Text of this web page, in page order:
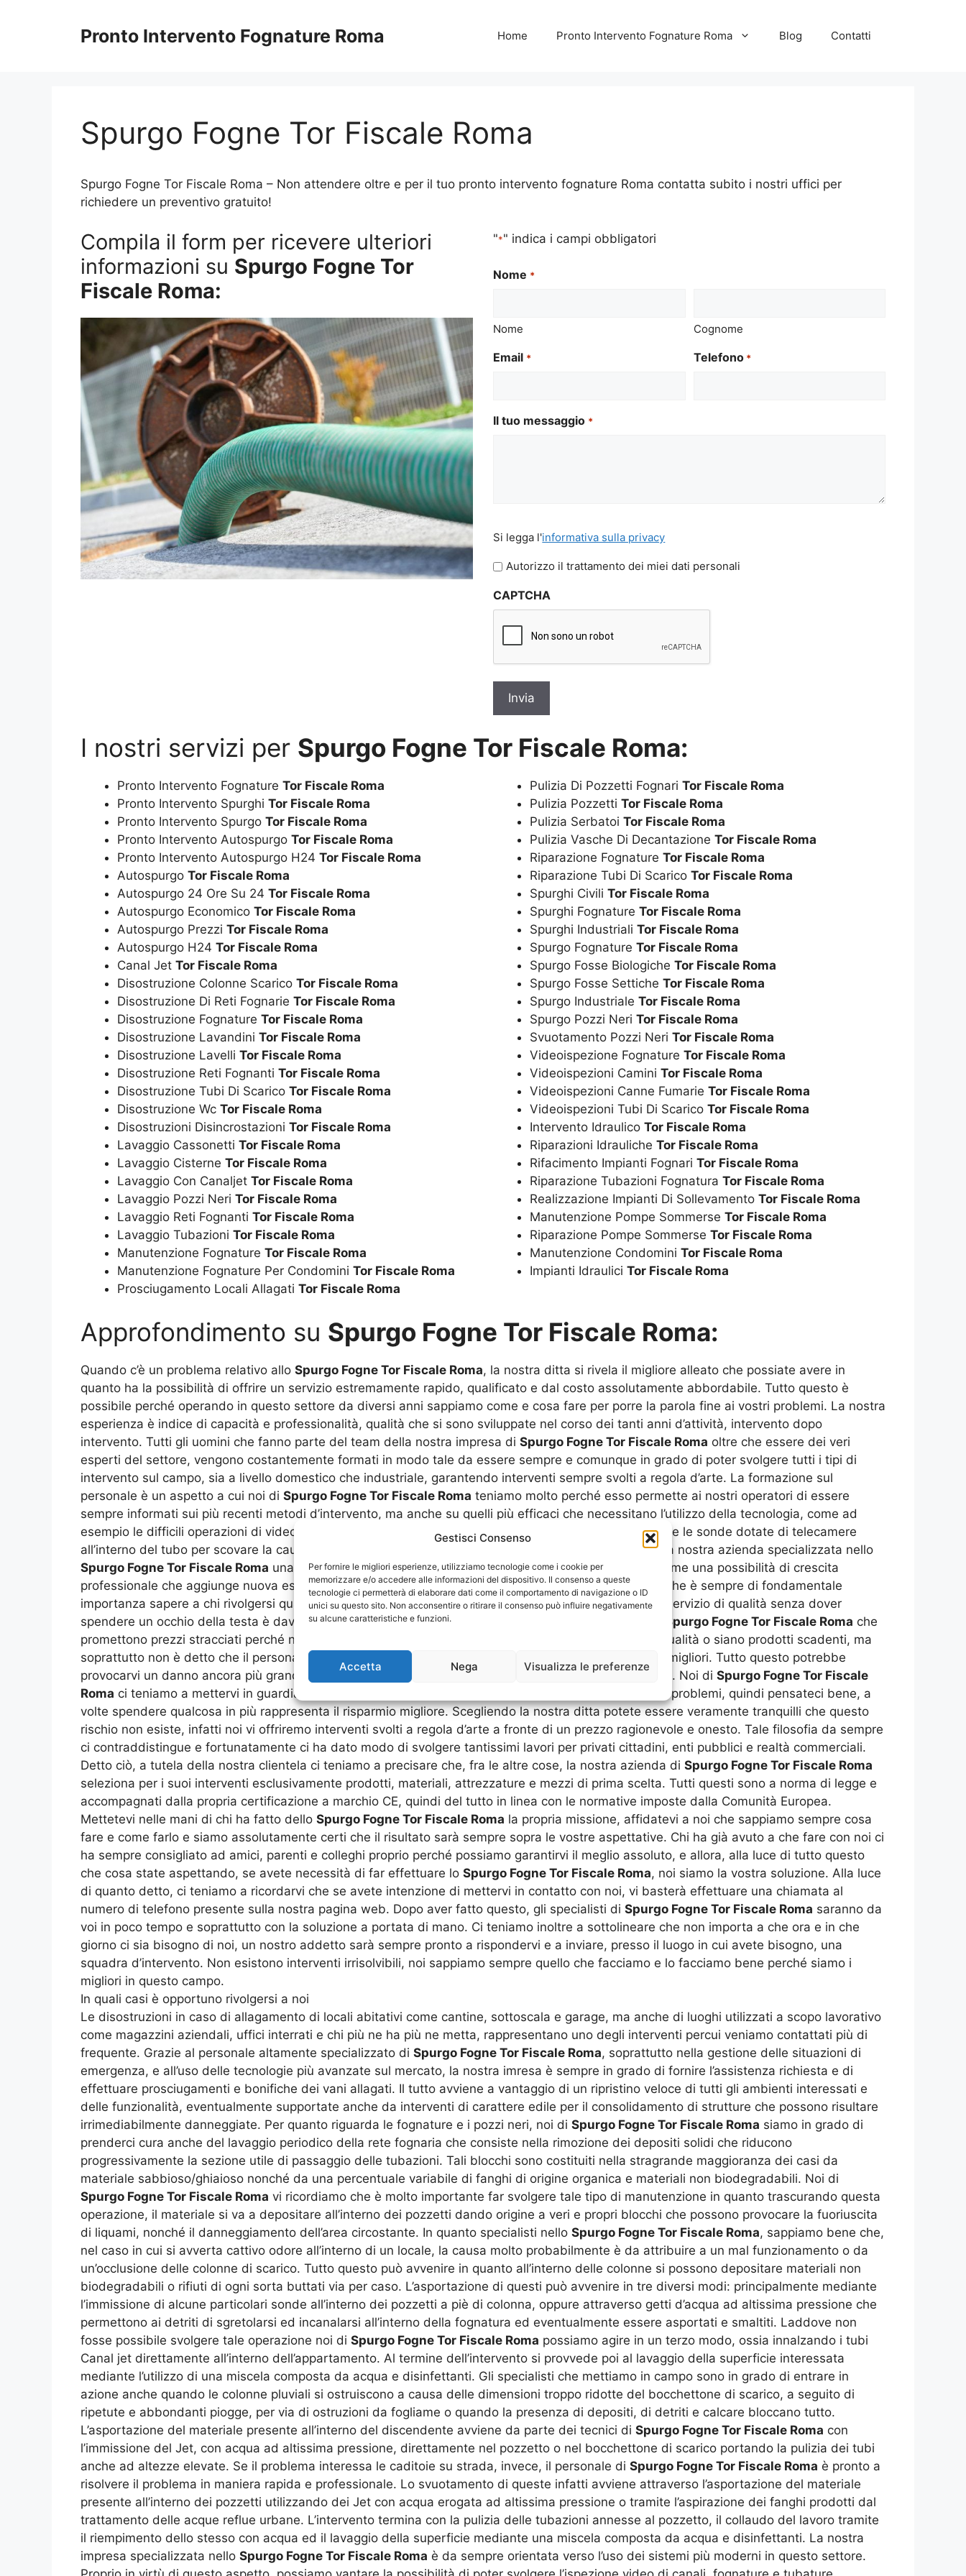
Gestisci Consenso
Per fornire le migliori esperienze, utilizziamo tecnologie come i cookie per
memorizzare e/o accedere alle informazioni del dispositivo. Il consenso a queste
tecnologie ci permetterà di elaborare dati come il comportamento di navigazione o ID
unici su questo sito. Non acconsentire o ritirare il consenso può influire negativamente
su alcune caratteristiche e funzioni.
Accetta Nega Visualizza le preferenze
Pronto Intervento Fognature Roma Home Pronto Intervento Fognature Roma Blog Contatti
Spurgo Fogne Tor Fiscale Roma
Spurgo Fogne Tor Fiscale Roma – Non attendere oltre e per il tuo pronto intervento fognature Roma contatta subito i nostri uffici per
richiedere un preventivo gratuito!
Compila il form per ricevere ulteriori
informazioni su Spurgo Fogne Tor
Fiscale Roma:
"*" indica i campi obbligatori
Nome *
Nome Cognome
Email * Telefono *
Il tuo messaggio *
legga
l'informativa
privacy
Si legga l'informativa sulla privacy
Autorizzo il trattamento dei miei dati personali
CAPTCHA
I nostri servizi per Spurgo Fogne Tor Fiscale Roma:
Pronto Intervento Fognature Tor Fiscale Roma
Pronto Intervento Spurghi Tor Fiscale Roma
Pronto Intervento Spurgo Tor Fiscale Roma
Pronto Intervento Autospurgo Tor Fiscale Roma
Pronto Intervento Autospurgo H24 Tor Fiscale Roma
Autospurgo Tor Fiscale Roma
Autospurgo 24 Ore Su 24 Tor Fiscale Roma
Autospurgo Economico Tor Fiscale Roma
Autospurgo Prezzi Tor Fiscale Roma
Autospurgo H24 Tor Fiscale Roma
Canal Jet Tor Fiscale Roma
Disostruzione Colonne Scarico Tor Fiscale Roma
Disostruzione Di Reti Fognarie Tor Fiscale Roma
Disostruzione Fognature Tor Fiscale Roma
Disostruzione Lavandini Tor Fiscale Roma
Disostruzione Lavelli Tor Fiscale Roma
Disostruzione Reti Fognanti Tor Fiscale Roma
Disostruzione Tubi Di Scarico Tor Fiscale Roma
Disostruzione Wc Tor Fiscale Roma
Disostruzioni Disincrostazioni Tor Fiscale Roma
Lavaggio Cassonetti Tor Fiscale Roma
Lavaggio Cisterne Tor Fiscale Roma
Lavaggio Con Canaljet Tor Fiscale Roma
Lavaggio Pozzi Neri Tor Fiscale Roma
Lavaggio Reti Fognanti Tor Fiscale Roma
Lavaggio Tubazioni Tor Fiscale Roma
Manutenzione Fognature Tor Fiscale Roma
Manutenzione Fognature Per Condomini Tor Fiscale Roma
Prosciugamento Locali Allagati Tor Fiscale Roma
Pulizia Di Pozzetti FognariTor Fiscale Roma
Pulizia PozzettiTor Fiscale Roma
Pulizia SerbatoiTor Fiscale Roma
Pulizia Vasche Di DecantazioneTor Fiscale Roma
Riparazione FognatureTor Fiscale Roma
Riparazione Tubi Di ScaricoTor Fiscale Roma
Spurghi CiviliTor Fiscale Roma
Spurghi FognatureTor Fiscale Roma
Spurghi IndustrialiTor Fiscale Roma
Spurgo FognatureTor Fiscale Roma
Spurgo Fosse BiologicheTor Fiscale Roma
Spurgo Fosse SetticheTor Fiscale Roma
Spurgo IndustrialeTor Fiscale Roma
Spurgo Pozzi NeriTor Fiscale Roma
Svuotamento Pozzi NeriTor Fiscale Roma
Videoispezione FognatureTor Fiscale Roma
Videoispezioni CaminiTor Fiscale Roma
Videoispezioni Canne FumarieTor Fiscale Roma
Videoispezioni Tubi Di ScaricoTor Fiscale Roma
Intervento IdraulicoTor Fiscale Roma
Riparazioni IdraulicheTor Fiscale Roma
Rifacimento Impianti FognariTor Fiscale Roma
Riparazione Tubazioni FognaturaTor Fiscale Roma
Realizzazione Impianti Di SollevamentoTor Fiscale Roma
Manutenzione Pompe SommerseTor Fiscale Roma
Riparazione Pompe SommerseTor Fiscale Roma
Manutenzione CondominiTor Fiscale Roma
Impianti IdrauliciTor Fiscale Roma
Approfondimento su Spurgo Fogne Tor Fiscale Roma:
Quando c’è un problema relativo allo Spurgo Fogne Tor Fiscale Roma, la nostra ditta si rivela il migliore alleato che possiate avere in
quanto ha la possibilità di offrire un servizio estremamente rapido, qualificato e dal costo assolutamente abbordabile. Tutto questo è
possibile perché operando in questo settore da diversi anni sappiamo come e cosa fare per porre la parola fine ai vostri problemi. La nostra
esperienza è indice di capacità e professionalità, qualità che si sono sviluppate nel corso dei tanti anni d’attività, intervento dopo
intervento. Tutti gli uomini che fanno parte del team della nostra impresa di Spurgo Fogne Tor Fiscale Roma oltre che essere dei veri
esperti del settore, vengono costantemente formati in modo tale da essere sempre e comunque in grado di poter svolgere tutti i tipi di
intervento sul campo, sia a livello domestico che industriale, garantendo interventi sempre svolti a regola d’arte. La formazione sul
personale è un aspetto a cui noi di Spurgo Fogne Tor Fiscale Roma teniamo molto perché esso permette ai nostri operatori di essere
sempre informati sui più recenti metodi d’intervento, ma anche su quelli più efficaci che necessitano l’utilizzo della tecnologia, come ad
esempio le difficili operazioni di video ispezione, durante le quali il personale deve calare delicatamente le sonde dotate di telecamere
all’interno del tubo per scovare la causa del blocco. Ogni nuovo lavoro rappresenta per gli addetti della nostra azienda specializzata nello
Spurgo Fogne Tor Fiscale Roma una sfida, una maniera di mettersi in gioco, ma soprattutto è vista come una possibilità di crescita
professionale che aggiunge nuova esperienza al loro già ricco bagaglio di conoscenza. Noi sappiamo che è sempre di fondamentale
importanza sapere a chi rivolgersi quando ci si trova nei guai e trovare una ditta in grado di offrire un servizio di qualità senza dover
spendere un occhio della testa è davvero una gran cosa. Ricordate sempre, meglio evitare le ditte di
Spurgo Fogne Tor Fiscale Roma che
promettono prezzi stracciati perché non si è mai sicuri se i materiali utilizzati siano effettivamente di qualità o siano prodotti scadenti, ma
soprattutto non è detto che il personale sia effettivamente qualificato e capace di effettuare le scelte migliori. Tutto questo potrebbe
provocarvi un danno ancora più grande, con la conseguenza che bisognerà spendere ancora altri soldi. Noi di Spurgo Fogne Tor Fiscale
Roma ci teniamo a mettervi in guardia: attenzione, affidarsi a realtà poco valide è sempre sinonimo di problemi, quindi pensateci bene, a
volte spendere qualcosa in più rappresenta il risparmio migliore. Scegliendo la nostra ditta potete essere veramente tranquilli che questo
rischio non esiste, infatti noi vi offriremo interventi svolti a regola d’arte a fronte di un prezzo ragionevole e onesto. Tale filosofia da sempre
ci contraddistingue e fortunatamente ci ha dato modo di svolgere tantissimi lavori per privati cittadini, enti pubblici e realtà commerciali.
Detto ciò, a tutela della nostra clientela ci teniamo a precisare che, fra le altre cose, la nostra azienda di Spurgo Fogne Tor Fiscale Roma
seleziona per i suoi interventi esclusivamente prodotti, materiali, attrezzature e mezzi di prima scelta. Tutti questi sono a norma di legge e
accompagnati dalla propria certificazione a marchio CE, quindi del tutto in linea con le normative imposte dalla Comunità Europea.
Mettetevi nelle mani di chi ha fatto dello Spurgo Fogne Tor Fiscale Roma la propria missione, affidatevi a noi che sappiamo sempre cosa
fare e come farlo e siamo assolutamente certi che il risultato sarà sempre sopra le vostre aspettative. Chi ha già avuto a che fare con noi ci
ha sempre consigliato ad amici, parenti e colleghi proprio perché possiamo garantirvi il meglio assoluto, e allora, alla luce di tutto questo
che cosa state aspettando, se avete necessità di far effettuare lo Spurgo Fogne Tor Fiscale Roma, noi siamo la vostra soluzione. Alla luce
di quanto detto, ci teniamo a ricordarvi che se avete intenzione di mettervi in contatto con noi, vi basterà effettuare una chiamata al
numero di telefono presente sulla nostra pagina web. Dopo aver fatto questo, gli specialisti di Spurgo Fogne Tor Fiscale Roma saranno da
voi in poco tempo e soprattutto con la soluzione a portata di mano. Ci teniamo inoltre a sottolineare che non importa a che ora e in che
giorno ci sia bisogno di noi, un nostro addetto sarà sempre pronto a rispondervi e a inviare, presso il luogo in cui avete bisogno, una
squadra d’intervento. Non esistono interventi irrisolvibili, noi sappiamo sempre quello che facciamo e lo facciamo bene perché siamo i
migliori in questo campo.
In quali casi è opportuno rivolgersi a noi
Le disostruzioni in caso di allagamento di locali abitativi come cantine, sottoscala e garage, ma anche di luoghi utilizzati a scopo lavorativo
come magazzini aziendali, uffici interrati e chi più ne ha più ne metta, rappresentano uno degli interventi percui veniamo contattati più di
frequente. Grazie al personale altamente specializzato di Spurgo Fogne Tor Fiscale Roma, soprattutto nella gestione delle situazioni di
emergenza, e all’uso delle tecnologie più avanzate sul mercato, la nostra imresa è sempre in grado di fornire l’assistenza richiesta e di
effettuare prosciugamenti e bonifiche dei vani allagati. Il tutto avviene a vantaggio di un ripristino veloce di tutti gli ambienti interessati e
delle funzionalità, eventualmente supportate anche da interventi di carattere edile per il consolidamento di strutture che possono risultare
irrimediabilmente danneggiate. Per quanto riguarda le fognature e i pozzi neri, noi di Spurgo Fogne Tor Fiscale Roma siamo in grado di
prenderci cura anche del lavaggio periodico della rete fognaria che consiste nella rimozione dei depositi solidi che riducono
progressivamente la sezione utile di passaggio delle tubazioni. Tali blocchi sono costituiti nella stragrande maggioranza dei casi da
materiale sabbioso/ghiaioso nonché da una percentuale variabile di fanghi di origine organica e materiali non biodegradabili. Noi di
Spurgo Fogne Tor Fiscale Roma vi ricordiamo che è molto importante far svolgere tale tipo di manutenzione in quanto trascurando questa
operazione, il materiale si va a depositare all’interno dei pozzetti dando origine a veri e propri blocchi che possono provocare la fuoriuscita
di liquami, nonché il danneggiamento dell’area circostante. In quanto specialisti nello Spurgo Fogne Tor Fiscale Roma, sappiamo bene che,
nel caso in cui si avverta cattivo odore all’interno di un locale, la causa molto probabilmente è da attribuire a un mal funzionamento o da
un’occlusione delle colonne di scarico. Tutto questo può avvenire in quanto all’interno delle colonne si possono depositare materiali non
biodegradabili o rifiuti di ogni sorta buttati via per caso. L’asportazione di questi può avvenire in tre diversi modi: principalmente mediante
l’immissione di alcune particolari sonde all’interno dei pozzetti a piè di colonna, oppure attraverso getti d’acqua ad altissima pressione che
permettono ai detriti di sgretolarsi ed incanalarsi all’interno della fognatura ed eventualmente essere asportati e smaltiti. Laddove non
fosse possibile svolgere tale operazione noi di Spurgo Fogne Tor Fiscale Roma possiamo agire in un terzo modo, ossia innalzando i tubi
Canal jet direttamente all’interno dell’appartamento. Al termine dell’intervento si provvede poi al lavaggio della superficie interessata
mediante l’utilizzo di una miscela composta da acqua e disinfettanti. Gli specialisti che mettiamo in campo sono in grado di entrare in
azione anche quando le colonne pluviali si ostruiscono a causa delle dimensioni troppo ridotte del bocchettone di scarico, a seguito di
ripetute e abbondanti piogge, per via di ostruzioni da fogliame o quando la presenza di depositi, di detriti e calcare bloccano tutto.
L’asportazione del materiale presente all’interno del discendente avviene da parte dei tecnici di Spurgo Fogne Tor Fiscale Roma con
l’immissione del Jet, con acqua ad altissima pressione, direttamente nel pozzetto o nel bocchettone di scarico portando la pulizia dei tubi
anche ad altezze elevate. Se il problema interessa le caditoie su strada, invece, il personale di Spurgo Fogne Tor Fiscale Roma è pronto a
risolvere il problema in maniera rapida e professionale. Lo svuotamento di queste infatti avviene attraverso l’asportazione del materiale
presente all’interno dei pozzetti utilizzando dei Jet con acqua erogata ad altissima pressione o tramite l’aspirazione dei fanghi prodotti dal
trattamento delle acque reflue urbane. L’intervento termina con la pulizia delle tubazioni annesse al pozzetto, il collaudo del lavoro tramite
il riempimento dello stesso con acqua ed il lavaggio della superficie mediante una miscela composta da acqua e disinfettanti. La nostra
impresa specializzata nello Spurgo Fogne Tor Fiscale Roma è da sempre orientata verso l’uso dei sistemi più moderni in questo settore.